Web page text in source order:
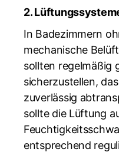
2.
In Badezimmern
mechanische
sollten regelmäßig
sicherzustellen,
zuverlässig
sollte die Lüftung
entsprechend